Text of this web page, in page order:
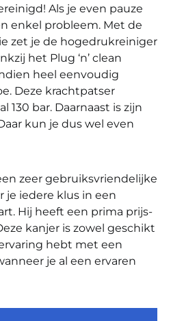
Als je even pauze
enkel probleem. Met de
zet je de hogedrukreiniger
het Plug ‘n’ clean
heel eenvoudig
Deze krachtpatser
130 bar. Daarnaast is zijn
kun je dus wel even
zeer gebruiksvriendelijke
je iedere klus in een
Hij heeft een prima prijs-
kanjer is zowel geschikt
hebt met een
je al een ervaren